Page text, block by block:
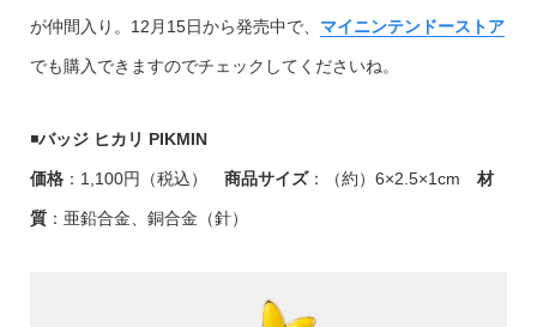
が仲間入り。12月15日から発売中で、 マイニンテンドーストア
でも購入できますのでチェックしてくださいね。
◾️バッジ ヒカリ PIKMIN
価格：1,100円（税込） 商品サイズ：（約）6×2.5×1cm 材
質：亜鉛合金、銅合金（針）